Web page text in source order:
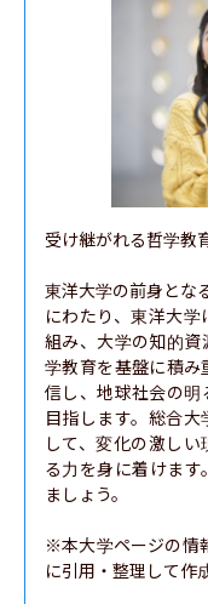
受け継がれる哲学教
東洋大学の前身とな
にわたり、東洋大
組み、大学の知的
学教育を基盤に積
信し、地球社会の
目指します。総合
して、変化の激し
る力を身に着けま
ましょう。
※本大学ページの情
に引用・整理して作